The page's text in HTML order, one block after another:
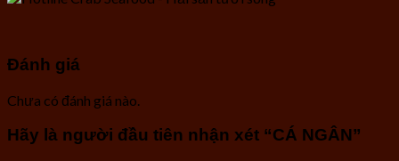
Đánh giá
Chưa có đánh giá nào.
Hãy là người đầu tiên nhận xét “CÁ NGÂN”